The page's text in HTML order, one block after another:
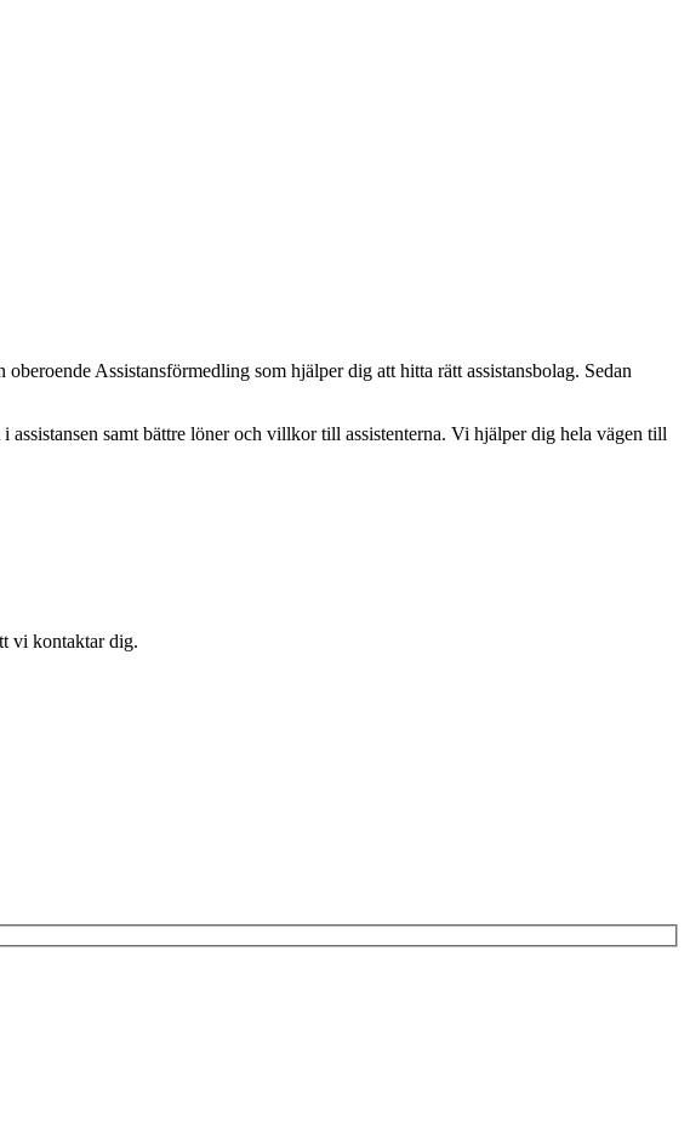
Assistansförmedling som hjälper dig att hitta rätt assistansbolag. Sedan
samt bättre löner och villkor till assistenterna. Vi hjälper dig hela vägen till
vi kontaktar dig.